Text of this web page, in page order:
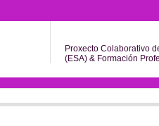
Proxecto Colaborativo
(ESA) & Formación